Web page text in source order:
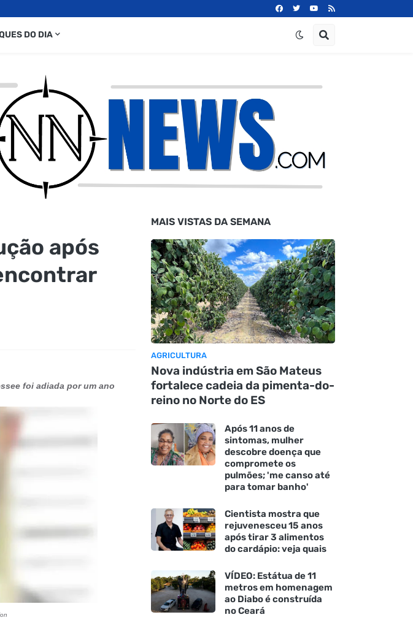
DO DIA
após
foi adiada por um ano
MAIS VISTAS DA SEMANA
AGRICULTURA
Nova indústria em São Mateus
fortalece cadeia da pimenta-do-
reino no Norte do ES
Após 11 anos de
sintomas, mulher
descobre doença que
compromete os
pulmões; 'me canso até
para tomar banho'
Cientista mostra que
rejuvenesceu 15 anos
após tirar 3 alimentos
do cardápio: veja quais
VÍDEO: Estátua de 11
metros em homenagem
ao Diabo é construída
no Ceará